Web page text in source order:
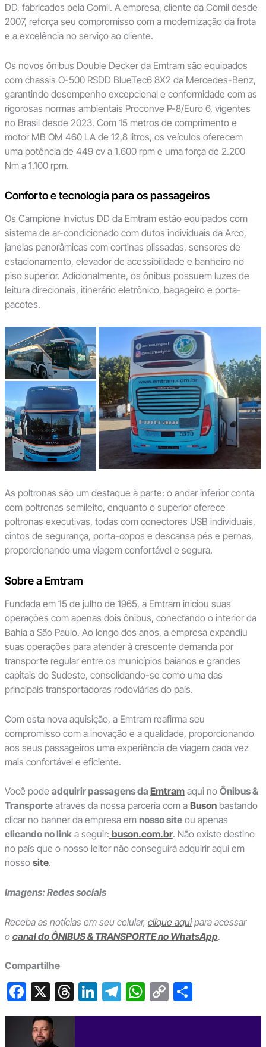
DD, fabricados pela Comil. A empresa, cliente da Comil desde
2007, reforça seu compromisso com a modernização da frota
e a excelência no serviço ao cliente.
Os novos ônibus Double Decker da Emtram são equipados
com chassis O-500 RSDD BlueTec6 8X2 da Mercedes-Benz,
garantindo desempenho excepcional e conformidade com as
rigorosas normas ambientais Proconve P-8/Euro 6, vigentes
no Brasil desde 2023. Com 15 metros de comprimento e
motor MB OM 460 LA de 12,8 litros, os veículos oferecem
uma potência de 449 cv a 1.600 rpm e uma força de 2.200
Nm a 1.100 rpm.
Conforto e tecnologia para os passageiros
Os Campione Invictus DD da Emtram estão equipados com
sistema de ar-condicionado com dutos individuais da Arco,
janelas panorâmicas com cortinas plissadas, sensores de
estacionamento, elevador de acessibilidade e banheiro no
piso superior. Adicionalmente, os ônibus possuem luzes de
leitura direcionais, itinerário eletrônico, bagageiro e porta-
pacotes.
As poltronas são um destaque à parte: o andar inferior conta
com poltronas semileito, enquanto o superior oferece
poltronas executivas, todas com conectores USB individuais,
cintos de segurança, porta-copos e descansa pés e pernas,
proporcionando uma viagem confortável e segura.
Sobre a Emtram
Fundada em 15 de julho de 1965, a Emtram iniciou suas
operações com apenas dois ônibus, conectando o interior da
Bahia a São Paulo. Ao longo dos anos, a empresa expandiu
suas operações para atender à crescente demanda por
transporte regular entre os municípios baianos e grandes
capitais do Sudeste, consolidando-se como uma das
principais transportadoras rodoviárias do país.
Com esta nova aquisição, a Emtram reafirma seu
compromisso com a inovação e a qualidade, proporcionando
aos seus passageiros uma experiência de viagem cada vez
mais confortável e eficiente.
Você pode adquirir passagens da Emtramaqui no Ônibus &
Transporteatravés da nossa parceria com a Busonbastando
clicar no banner da empresa em nosso siteou apenas
clicando no linka seguir: buson.com.br. Não existe destino
no país que o nosso leitor não conseguirá adquirir aqui em
nosso site.
Imagens: Redes sociais
Receba as notícias em seu celular, clique aquipara acessar
o canal do ÔNIBUS & TRANSPORTE no WhatsApp.
Compartilhe
F
a
c
X T
hr
Li
n
T
el
W
h
C
o
S
h